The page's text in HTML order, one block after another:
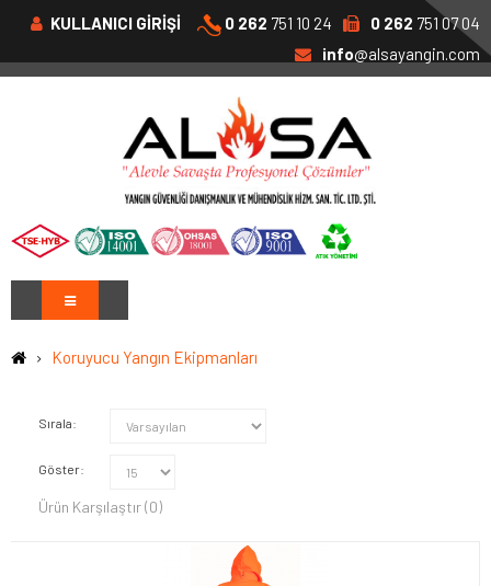
KULLANICI GİRİŞİ 0 262 751 10 24 0 262 751 07 04
info@alsayangin.com
Koruyucu Yangın Ekipmanları
Sırala:
Göster:
Ürün Karşılaştır (0)